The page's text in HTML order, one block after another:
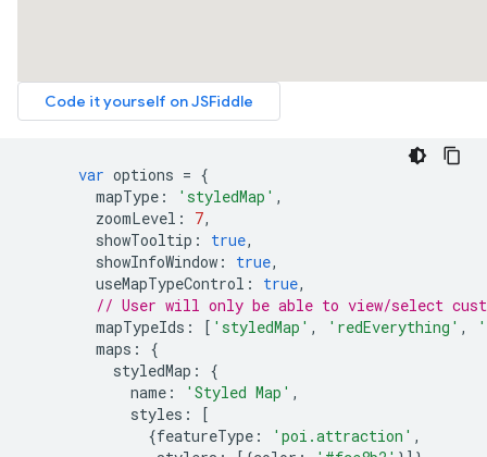
var options = {
mapType : 'styledMap' ,
zoomLevel : 7,
showTooltip : true,
showInfoWindow : true,
useMapTypeControl : true,
// User will only be able to view/select
mapTypeIds : [ 'styledMap' , 'redEverything' ,
maps :
{
styledMap :
{
name : 'Styled Map' ,
styles :
[
{featureType : 'poi.attraction' ,